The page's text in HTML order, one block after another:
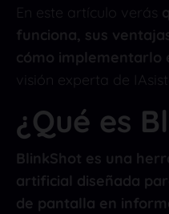
En este artículo verás
funciona, sus
cómo implementarlo
visión experta de
¿Qué es
BlinkShot es una
artificial diseñada
de pantalla en